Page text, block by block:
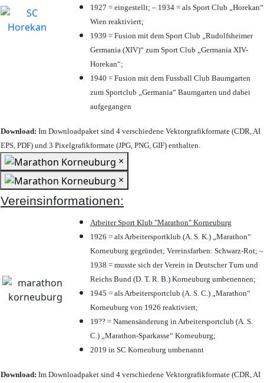
1927 = eingestellt; – 1934 = als Sport Club „Horekan“
Wien reaktiviert;
1939 = Fusion mit dem Sport Club „Rudolfsheimer
Germania (XIV)“ zum Sport Club „Germania XIV-
Horekan“;
1940 = Fusion mit dem Fussball Club Baumgarten
zum Sportclub „Germania“ Baumgarten und dabei
aufgegangen
Download: Im Downloadpaket sind 4 verschiedene Vektorgrafikformate (CDR, AI
EPS, PDF) und 3 Pixelgrafikformate (JPG, PNG, GIF) enthalten.
×
×
Vereinsinformationen:
Arbeiter Sport Klub "Marathon" Korneuburg
1926 = als Arbeitersportklub (A. S. K.) „Marathon“
Korneuburg gegründet; Vereinsfarben: Schwarz-Rot; –
1938 = musste sich der Verein in Deutscher Turn und
Reichs Bund (D. T. R. B.) Korneuburg umbenennen;
1945 = als Arbeitersportclub (A. S. C.) „Marathon“
Korneuburg von 1926 reaktiviert;
19?? = Namensänderung in Arbeitersportclub (A. S.
C.) „Marathon-Sparkasse“ Korneuburg;
2019 in SC Korneuburg umbenannt
Download: Im Downloadpaket sind 4 verschiedene Vektorgrafikformate (CDR, AI